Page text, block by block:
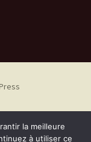
la meilleure
à utiliser ce